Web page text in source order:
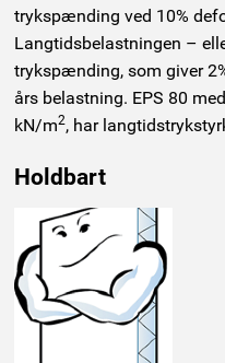
trykspænding ved 10%
Langtidsbelastningen –
trykspænding, som giver
års belastning. EPS 80
kN/m2, har
Holdbart